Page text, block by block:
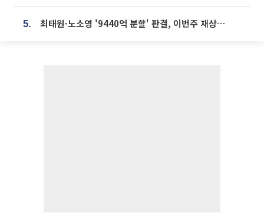
5. 최태원·노소영 '9440억 분할' 판결, 이번주 재상고 여부 주목